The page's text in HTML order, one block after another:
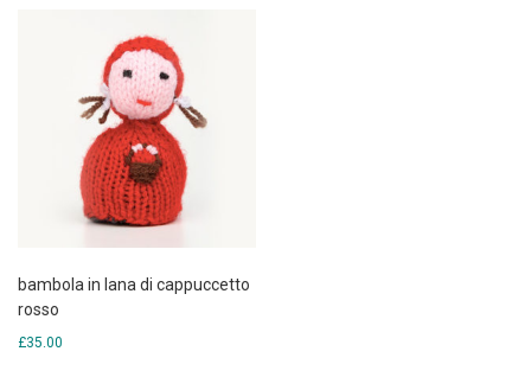
bambola in lana di cappuccetto
rosso
£35.00